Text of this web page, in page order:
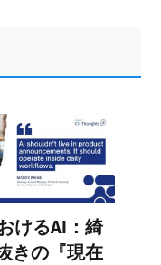
けるAI：綺
きの『現在